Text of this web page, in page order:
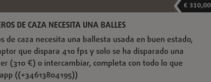
€ 310,00
DE CAZA NECESITA UNA BALLES
de caza necesita una ballesta usada en buen estado,
que dispara 410 fps y solo se ha disparado una
(310 €) o intercambiar, completa con todo lo que
((+34613804195))